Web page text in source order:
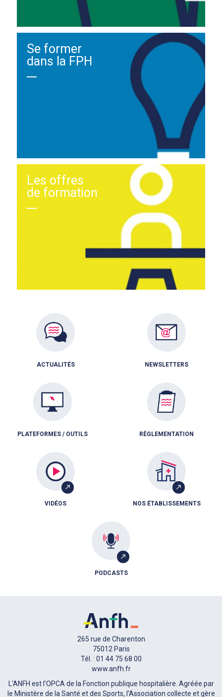
Se former
dans la FPH
Les offres
de formation
ACTUALITÉS NEWSLETTERS
PLATEFORMES / OUTILS RÈGLEMENTATION
VIDÉOS NOS ÉTABLISSEMENTS
PODCASTS
265 rue de Charenton
75012 Paris
Tél. : 01 44 75 68 00
www.anfh.fr
L'ANFH est l'OPCA de la Fonction publique hospitalière. Agréée par
le Ministère de la Santé et des Sports, l'Association collecte et gère